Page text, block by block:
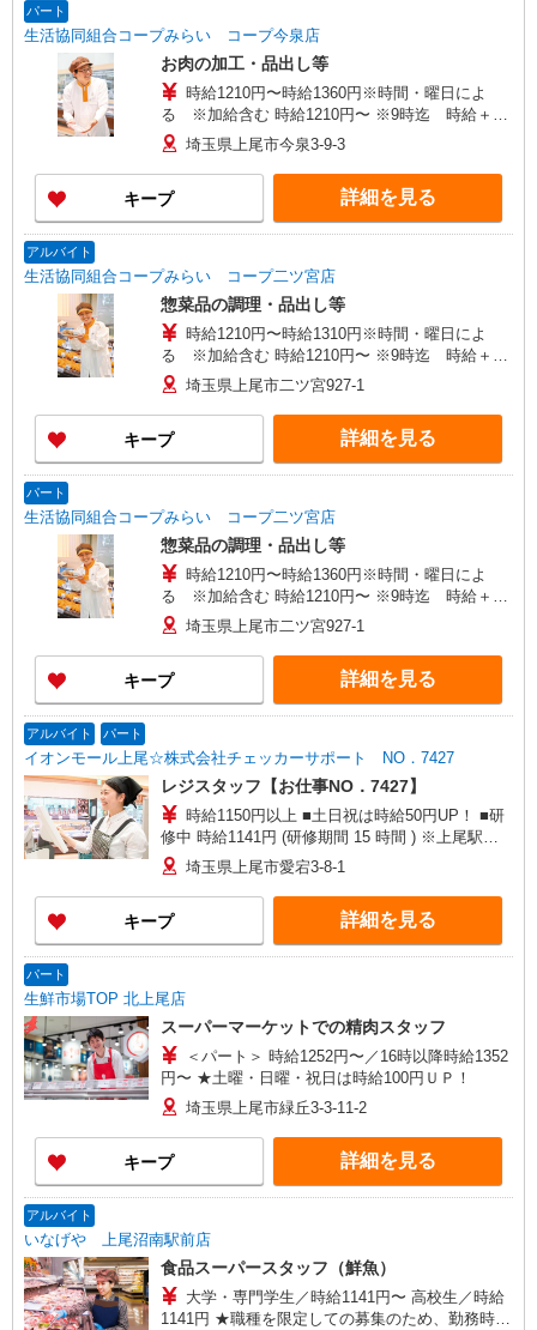
パート
生活協同組合コープみらい コープ今泉店
お肉の加工・品出し等
時給1210円〜時給1360円※時間・曜日によ
る ※加給含む 時給1210円〜 ※9時迄 時給＋
100円 ※16時（17時）以降 時給＋150円 ※日・
祝日 時給＋150円
埼玉県上尾市今泉3-9-3
キープ 詳細を見る
アルバイト
生活協同組合コープみらい コープ二ツ宮店
惣菜品の調理・品出し等
時給1210円〜時給1310円※時間・曜日によ
る ※加給含む 時給1210円〜 ※9時迄 時給＋
100円埼玉県上尾市二ツ宮927-1
キープ 詳細を見る
パート
生活協同組合コープみらい コープ二ツ宮店
惣菜品の調理・品出し等
時給1210円〜時給1360円※時間・曜日によ
る ※加給含む 時給1210円〜 ※9時迄 時給＋
100円 ※16時（17時）以降 時給＋150円 ※日・
祝日 時給＋150円
埼玉県上尾市二ツ宮927-1
キープ 詳細を見る
アルバイト パート
イオンモール上尾☆株式会社チェッカーサポート NO．7427
レジスタッフ【お仕事NO．7427】
時給1150円以上 ■土日祝は時給50円UP！ ■研
修中 時給1141円 (研修期間 15 時間 ) ※上尾駅か
らのバス代も支給あり
埼玉県上尾市愛宕3-8-1
キープ 詳細を見る
パート
生鮮市場TOP 北上尾店
スーパーマーケットでの精肉スタッフ
＜パート＞ 時給1252円〜／16時以降時給1352
円〜 ★土曜・日曜・祝日は時給100円ＵＰ！
埼玉県上尾市緑丘3-3-11-2
キープ 詳細を見る
アルバイト
いなげや 上尾沼南駅前店
食品スーパースタッフ（鮮魚）
大学・専門学生／時給1141円〜 高校生／時給
1141円 ★職種を限定しての募集のため、勤務時